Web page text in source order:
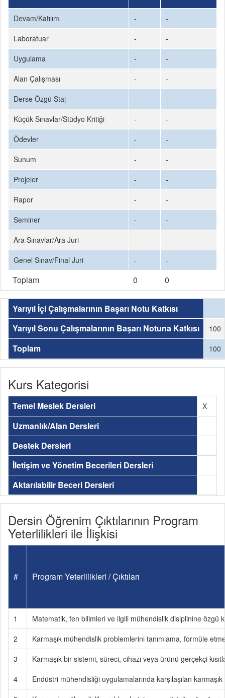
Devam/Katılım -
-
Laboratuar
-
-
Uygulama
-
-
Alan Çalışması
-
-
Derse Özgü Staj
-
-
Küçük Sınavlar/Stüdyo Kritiği
-
-
Ödevler
-
-
Sunum
-
-
Projeler
-
-
Rapor
-
-
Seminer
-
-
Ara Sınavlar/Ara Juri
-
-
Genel Sınav/Final Juri
- -
Toplam 0 0
Yarıyıl İçi Çalışmalarının Başarı Notu Katkısı
Yarıyıl Sonu Çalışmalarının Başarı Notuna Katkısı
100
Toplam 100
Kurs Kategorisi
Temel Meslek Dersleri X
Uzmanlık/Alan Dersleri
Destek Dersleri
İletişim ve Yönetim Becerileri Dersleri
Aktarılabilir Beceri Dersleri
Dersin Öğrenim Çıktılarının Program
Yeterlilikleri ile İlişkisi
# Program Yeterlilikleri / Çıktıları
1
Matematik, fen bilimleri ve ilgili mühendislik disiplinine özgü
2
Karmaşık mühendislik problemlerini tanımlama, formüle
3
Karmaşık bir sistemi, süreci, cihazı veya ürünü gerçekçi
4
Endüstri mühendisliği uygulamalarında karşılaşılan